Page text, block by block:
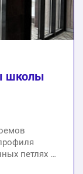
пожарной
школы
петлях и